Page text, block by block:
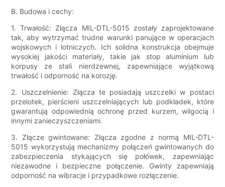
B. Budowa i cechy:
1. Trwałość: Złącza MIL-DTL-5015 zostały zaprojektowane
tak, aby wytrzymać trudne warunki panujące w operacjach
wojskowych i lotniczych. Ich solidna konstrukcja obejmuje
wysokiej jakości materiały, takie jak stop aluminium lub
korpusy ze stali nierdzewnej, zapewniające wyjątkową
trwałość i odporność na korozję.
2. Uszczelnienie: Złącza te posiadają uszczelki w postaci
przelotek, pierścieni uszczelniających lub podkładek, które
gwarantują odpowiednią ochronę przed kurzem, wilgocią i
innymi zanieczyszczeniami.
3. Złącze gwintowane: Złącza zgodne z normą MIL-DTL-
5015 wykorzystują mechanizmy połączeń gwintowanych do
zabezpieczenia stykających się połówek, zapewniając
niezawodne i bezpieczne połączenie. Gwinty zapewniają
odporność na wibracje i przypadkowe rozłączenie.